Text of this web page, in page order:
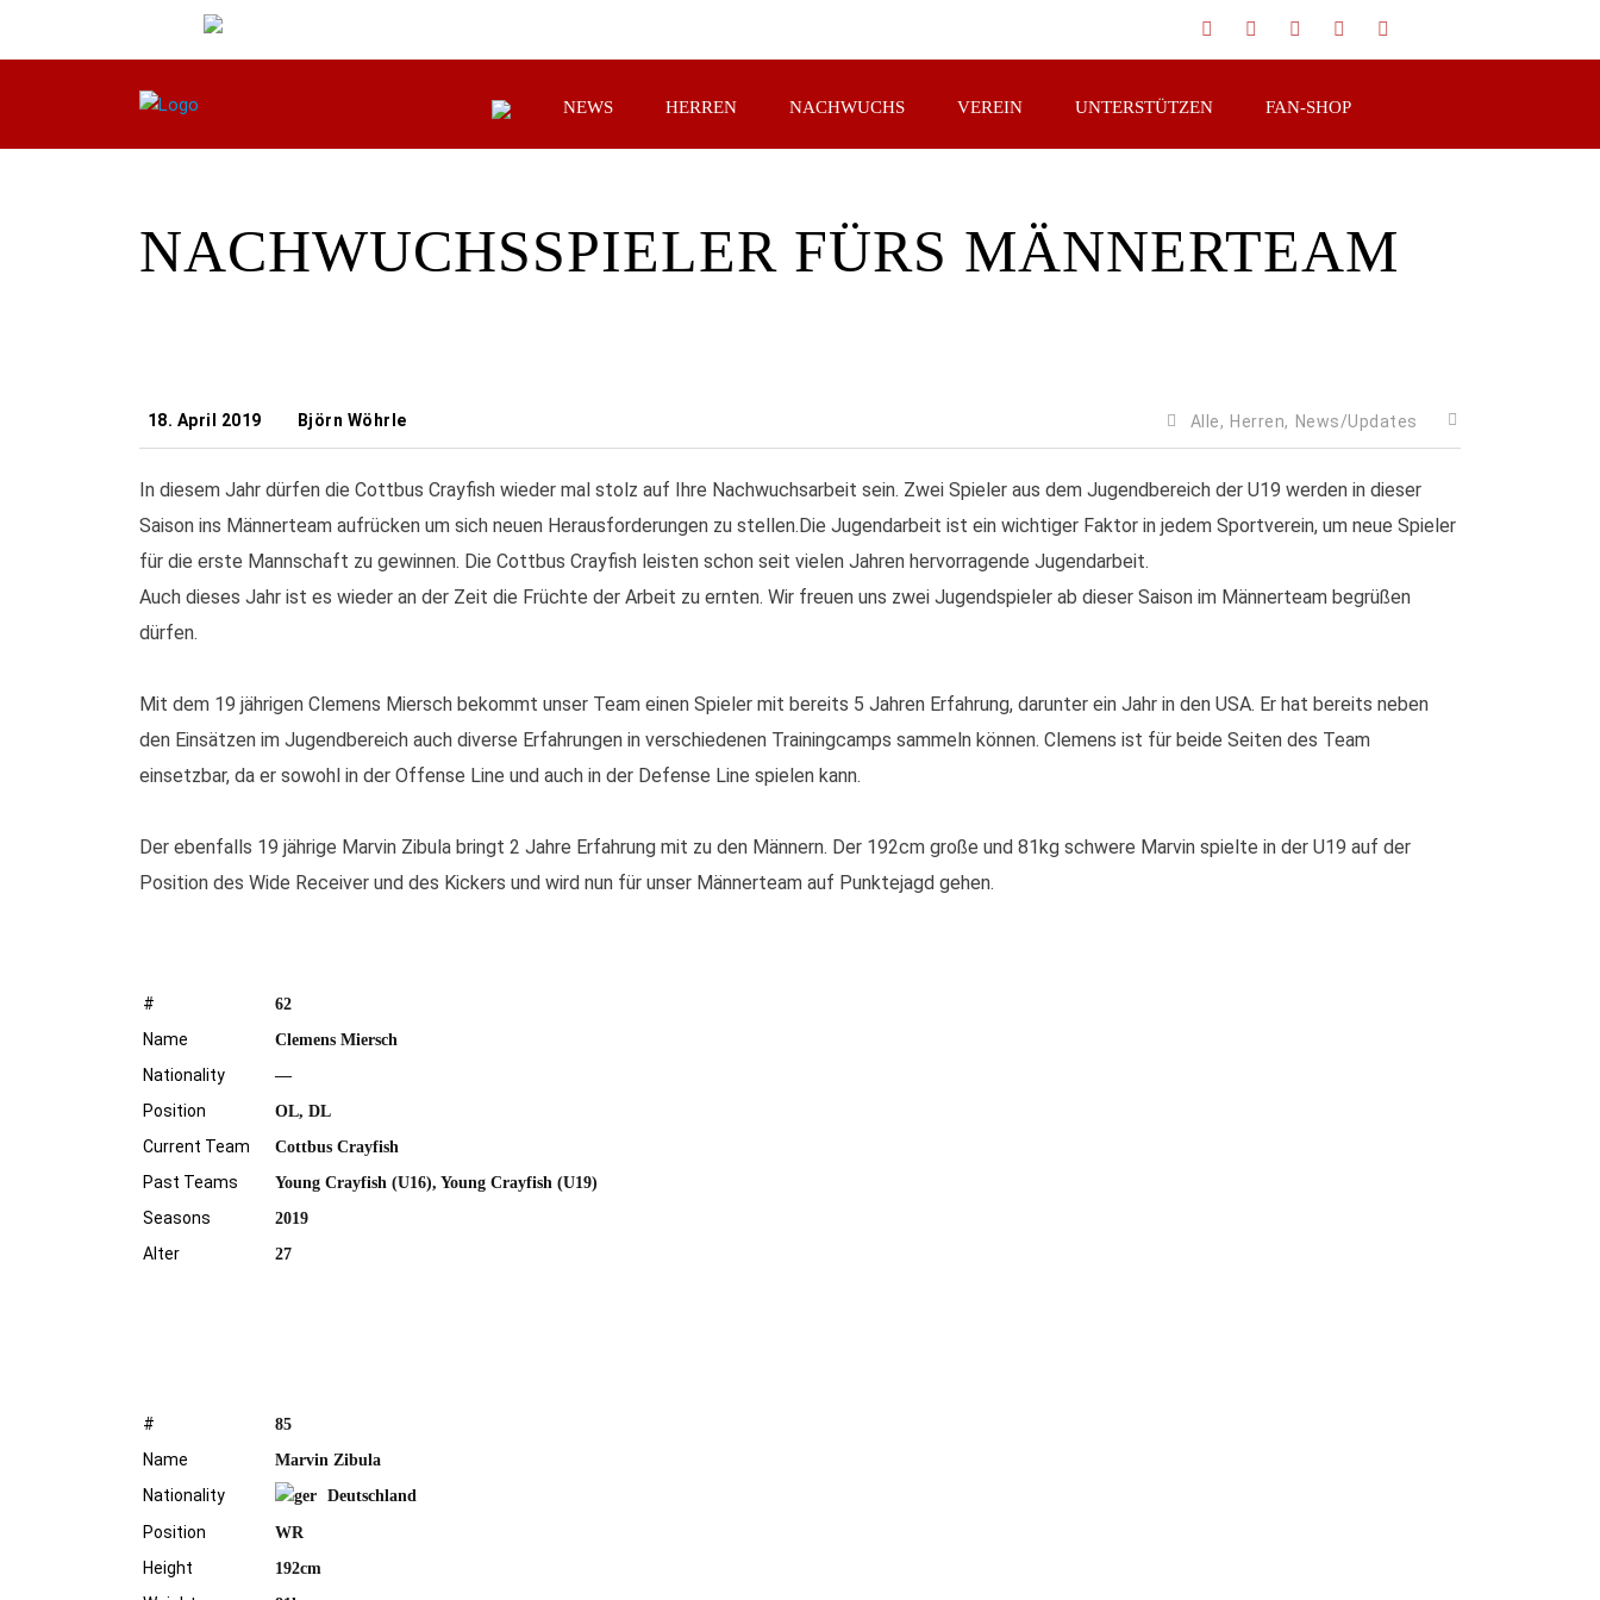
NEWS HERREN NACHWUCHS VEREIN UNTERSTÜTZEN FAN-SHOP
NACHWUCHSSPIELER FÜRS MÄNNERTEAM
18. April 2019 Björn Wöhrle Alle, Herren, News/Updates
In diesem Jahr dürfen die Cottbus Crayfish wieder mal stolz auf Ihre Nachwuchsarbeit sein. Zwei Spieler aus dem Jugendbereich der U19 werden in dieser
Saison ins Männerteam aufrücken um sich neuen Herausforderungen zu stellen.Die Jugendarbeit ist ein wichtiger Faktor in jedem Sportverein, um neue Spieler
für die erste Mannschaft zu gewinnen. Die Cottbus Crayfish leisten schon seit vielen Jahren hervorragende Jugendarbeit.
Auch dieses Jahr ist es wieder an der Zeit die Früchte der Arbeit zu ernten. Wir freuen uns zwei Jugendspieler ab dieser Saison im Männerteam begrüßen
dürfen.
Mit dem 19 jährigen Clemens Miersch bekommt unser Team einen Spieler mit bereits 5 Jahren Erfahrung, darunter ein Jahr in den USA. Er hat bereits neben
den Einsätzen im Jugendbereich auch diverse Erfahrungen in verschiedenen Trainingcamps sammeln können. Clemens ist für beide Seiten des Team
einsetzbar, da er sowohl in der Offense Line und auch in der Defense Line spielen kann.
Der ebenfalls 19 jährige Marvin Zibula bringt 2 Jahre Erfahrung mit zu den Männern. Der 192cm große und 81kg schwere Marvin spielte in der U19 auf der
Position des Wide Receiver und des Kickers und wird nun für unser Männerteam auf Punktejagd gehen.
# 62
Name Clemens Miersch
Nationality —
Position OL, DL
Current Team Cottbus Crayfish
Past Teams Young Crayfish (U16), Young Crayfish (U19)
Seasons 2019
Alter 27
# 85
Name Marvin Zibula
Nationality Deutschland
Position WR
Height 192cm
ÜBER UNS
seit 1993. In unserer nun 30 jährigen Geschichte
feierten wir Erfolge und Tiefschläge. Der Aufstieg